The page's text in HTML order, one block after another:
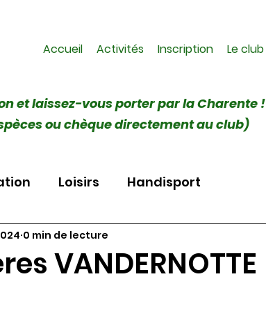
Accueil Activités Inscription Le club
et laissez-vous porter par la Charente !
ou chèque directement au club)
Loisirs Handisport
VANDERNOTTE
0 min de lecture